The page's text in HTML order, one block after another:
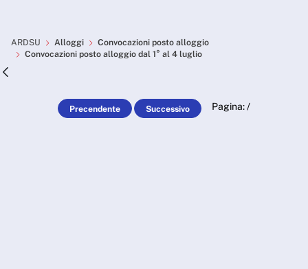
Convocazioni posto
ARDSU Alloggi
Convocazioni posto alloggio
Convocazioni posto alloggio dal 1° al 4 luglio
Precendente Successivo Pagina:/